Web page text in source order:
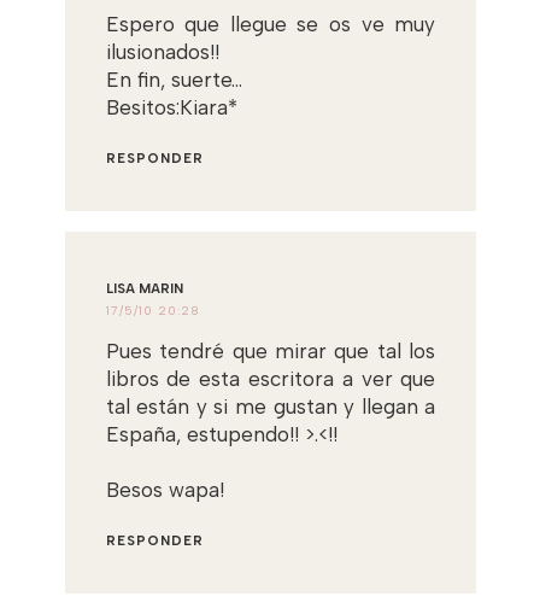
Espero que llegue se os ve muy
ilusionados!!
En fin, suerte...
Besitos:Kiara*
RESPONDER
LISA MARIN
17/5/10 20:28
Pues tendré que mirar que tal los
libros de esta escritora a ver que
tal están y si me gustan y llegan a
España, estupendo!! >.<!!
Besos wapa!
RESPONDER